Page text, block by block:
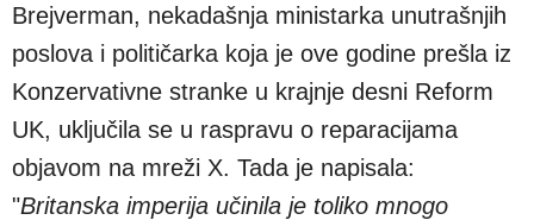
Brejverman, nekadašnja ministarka unutrašnjih
poslova i političarka koja je ove godine prešla iz
Konzervativne stranke u krajnje desni Reform
UK, uključila se u raspravu o reparacijama
objavom na mreži X. Tada je napisala:
"Britanska imperija učinila je toliko mnogo